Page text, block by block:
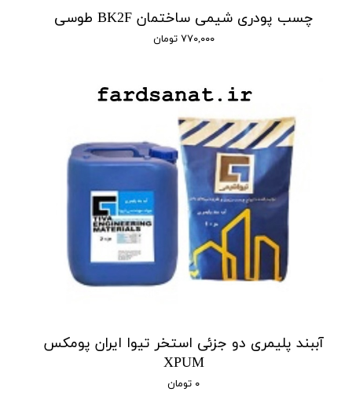
چسب پودری شیمی ساختمان BK2F طوسی
۷۷۰,۰۰۰ تومان
آببند پلیمری دو جزئی استخر تیوا ایران پومکس
XPUM
۰ تومان